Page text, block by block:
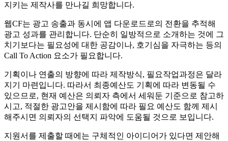
지키는 제작사를 만나길 희망합니다.
웹CF는 광고 송출과 동시에 앱 다운로드로의 전환을 추적해
광고 성과를 관리합니다. 단순히 일방적으로 소개하는 것에 그
치기보다는 필요성에 대한 공감이나, 호기심을 자극하는 등의
Call To Action 요소가 필요합니다.
기획이나 연출의 방향에 따라 제작방식, 필요작업과정은 달라
지기 마련입니다. 따라서 최종예산도 기획에 따라 변동될 수
있으므로, 현재 예산은 의뢰자 측에서 세워둔 기준으로 참고하
시고, 적절한 광고안을 제시함에 따라 필요 예산도 함께 제시
해주시면 의뢰자의 선택지 파악에 도움될 것으로 보입니다.
지원서를 제출할 때에는 구체적인 아이디어가 있다면 제안해